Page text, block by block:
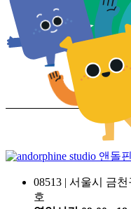
앤돌핀
08513 | 서울시 금
호